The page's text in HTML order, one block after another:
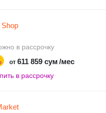
в рассрочку
от 611 859 сум /мес
в рассрочку